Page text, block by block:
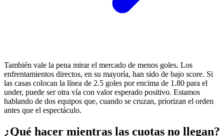
También vale la pena mirar el mercado de menos goles. Los
enfrentamientos directos, en su mayoría, han sido de bajo score. Si
las casas colocan la línea de 2.5 goles por encima de 1.80 para el
under, puede ser otra vía con valor esperado positivo. Estamos
hablando de dos equipos que, cuando se cruzan, priorizan el orden
antes que el espectáculo.
¿Qué hacer mientras las cuotas no llegan?